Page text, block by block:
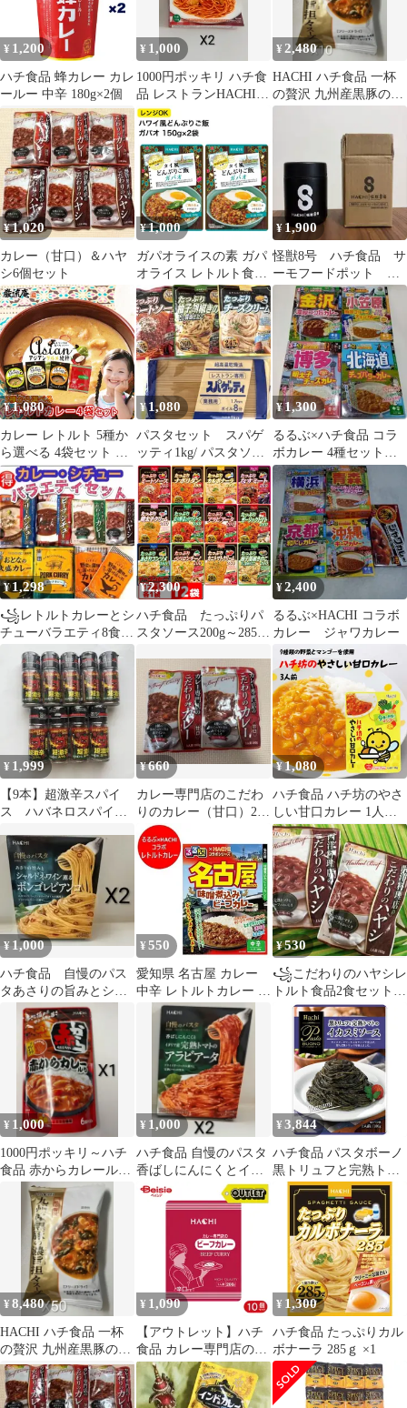
¥ 1,200
ハチ食品 蜂カレー カレ
ールー 中辛 180g×2個
¥ 1,000
1000円ポッキリ ハチ食
品 レストランHACHIの
ナポリタンソース 110g
2個セット
¥ 2,480
HACHI ハチ食品 一杯
の贅沢 九州産黒豚の濃
旨（こくうま）担々ス
¥1,020
カレー（甘口）＆ハヤ
シ6個セット
¥1,000
ガパオライスの素 ガパ
オライス レトルト食品
常温保存 ハチ タイ風
どんぶりご飯 ガパオ
150g 2袋 ハチ食品 レト
ルト おかず 仕送り 食
べ物 セット 常温 レン
チン食品 ギフト 1000円
ポッキリ 送料無料
¥ 1,900
怪獣8号 ハチ食品 サ
ーモフードポット 非
売品
¥1,080
カレー レトルト 5種か
ら選べる 4袋セット 送
料無料 保存食 非常食
備蓄食品 アジアングル
メ紀行シリーズ ハチ食
品
¥1,080
パスタセット スパゲ
ッティ1kg/ パスタソー
ス3種
¥1,300
るるぶ×ハチ食品 コラ
ボカレー 4種セット
金沢、小笠原、博多、
北海道
¥ 1,298
꧁レトルトカレーとシ
チューバラエティ8食
꧂味くらべまとめ売り
♦️時短温活p
¥2,300
ハチ食品 たっぷりパ
スタソース200g～285
（計12袋） レトル
ト 大盛 詰め合わせ
¥2,400
るるぶ×HACHI コラボ
カレー ジャワカレー
¥ 1,999
【9本】超激辛スパイ
ス ハバネロスパイス
オン
¥660
カレー専門店のこだわ
りのカレー（甘口）2袋
セット
¥1,080
ハチ食品 ハチ坊のやさ
しい甘口カレー 1人前
130g ×3 お子様 甘口 カ
レー ルー Hachi ミート
フリー 9種類の野菜 レ
トルト 保存食 非常食
備蓄食品
¥ 1,000
ハチ食品 自慢のパス
タあさりの旨みとシャ
ルドネワイン薫るボン
ゴレビアンコX2個
¥ 550
愛知県 名古屋 カレー
中辛 レトルトカレー る
るぶ なごや 味噌煮込み
ビーフカレー レトルト
カレー 中辛 1個 るるぶ
× Hachi ハチ食品 惣菜
カレー
¥530
꧁こだわりのハヤシレ
トルト食品2食セット
꧂西洋料理店♧完熟ト
マトとビーフの旨み
¥ 1,000
1000円ポッキリ～ハチ
食品 赤からカレールウ
中辛120g X1袋
¥ 1,000
ハチ食品 自慢のパスタ
香ばしにんにくとイタ
リア産完熟トマトのア
ラビアータ 2個
¥ 3,844
ハチ食品 パスタボーノ
黒トリュフと完熟トマ
トのイカスミソース
100g×24個入| 送料無料
一般食品 パスタソース
レトルト ストック 調味
料 料理 飲食店 タレ た
れ ケース買い まとめ買
い 業者 仕入れ 大量 ウ
スター 中濃 麺 イタリ
アン 簡単 いか
¥8,480
HACHI ハチ食品 一杯
の贅沢 九州産黒豚の濃
旨（こくうま）担々ス
ープX50袋
¥ 1,090
【アウトレット】ハチ
食品 カレー専門店のビ
ーフカレー 辛口 200g
10個
¥ 1,300
ハチ食品 たっぷりカル
ボナーラ 285ｇ ×1